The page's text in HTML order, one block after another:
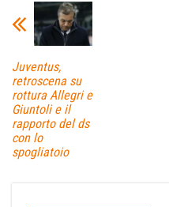
Juventus,
retroscena su
rottura Allegri e
Giuntoli e il
rapporto del ds
con lo
spogliatoio